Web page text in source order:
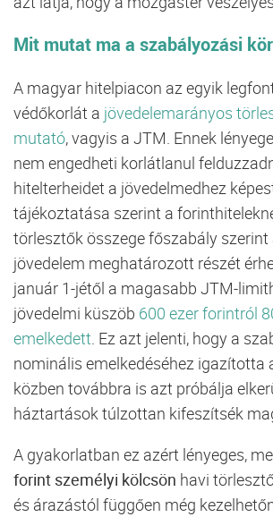
Mit mutat ma a szabályozási
A magyar hitelpiacon az egyik
védőkorlát a jövedelemarányos
mutató,vagyis a JTM. Ennek
nem engedheti korlátlanul
hitelterheidet a jövedelmedhez
tájékoztatása szerint a
törlesztők összegefőszabály szerint
jövedelem meghatározott részét
január 1-jétől a magasabb JTM-
jövedelmi küszöb 600 ezerforintról
emelkedett Ez azt jelenti, hogy a
nominális emelkedéséhez igazította
közben továbbra is azt próbálja
háztartások túlzottan kifeszítsék
A gyakorlatban ez azért lényeges,
forint személyi kölcsön havi
és árazástól függően még